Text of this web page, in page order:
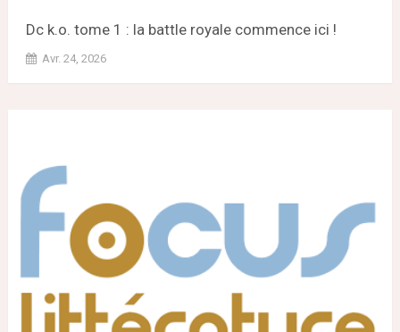
Dc k.o. tome 1 : la battle royale commence ici !
Avr. 24, 2026